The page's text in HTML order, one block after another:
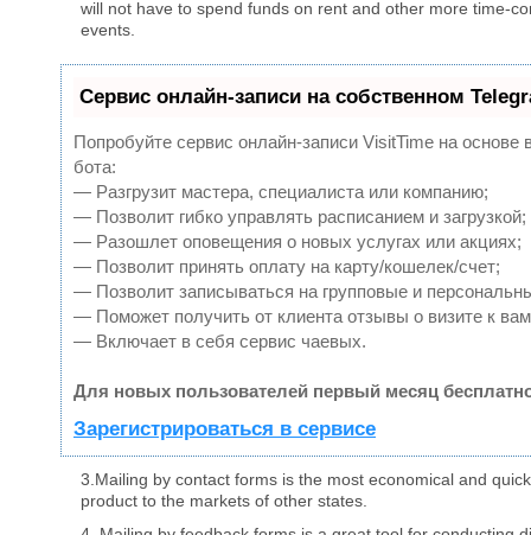
will not have to spend funds on rent and other more time-
events.
Сервис онлайн-записи на собственном
Попробуйте сервис онлайн-записи VisitTime на основе
бота:
— Разгрузит мастера, специалиста или компанию;
— Позволит гибко управлять расписанием и загрузкой;
— Разошлет оповещения о новых услугах или акциях;
— Позволит принять оплату на карту/кошелек/счет;
— Позволит записываться на групповые и
— Поможет получить от клиента отзывы о визите к
— Включает в себя сервис чаевых.
Для новых пользователей первый месяц
Зарегистрироваться в сервисе
3.Mailing by contact forms is the most economical and
product to the markets of other states.